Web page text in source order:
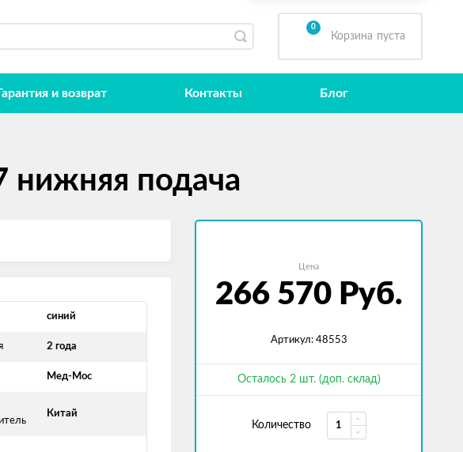
0
Корзина пуста
и возврат Контакты Блог
нижняя подача
синий
2 года
Мед-Мос
Китай
Цена
266 570 Руб.
Артикул: 48553
Осталось 2 шт. (доп. склад)
Количество